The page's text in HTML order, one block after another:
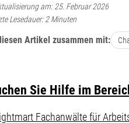
am: 25. Februar 2026
Lesedauer: 2 Minuten
Artikel zusammen mit:
Sie Hilfe im
Fachanwälte für